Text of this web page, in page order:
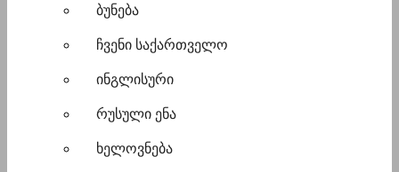
ბუნება
ჩვენი საქართველო
ინგლისური
რუსული ენა
ხელოვნება